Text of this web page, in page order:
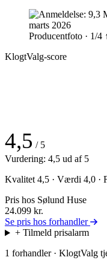
Producentfoto · 1/4
KlogtValg-score
4,5 / 5
Vurdering: 4,5 ud af 5
Kvalitet 4,5 · Værdi 4,0 ·
Pris hos Sølund Huse
24.099 kr.
Se pris hos forhandler
+ Tilmeld prisalarm
1 forhandler · KlogtValg